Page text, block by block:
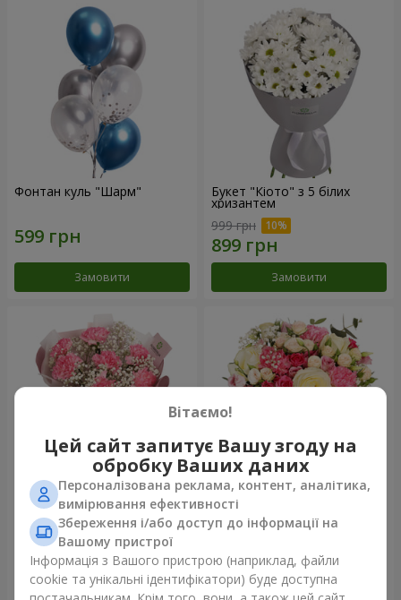
Фонтан куль "Шарм"
Замовити
Букет "Кіото" з 5 білих
хризантем
999 грн
Замовити
Букет "Королева
Карибського моря"
1 374 грн
Замовити
Квіти в коробці "Помпадур"
Замовити
Вітаємо!
Цей сайт запитує Вашу згоду на
обробку Ваших даних
Персоналізована реклама, контент, аналітика,
вимірювання ефективності
Збереження і/або доступ до інформації на
Вашому пристрої
Інформація з Вашого пристрою (наприклад, файли
cookie та унікальні ідентифікатори) буде доступна